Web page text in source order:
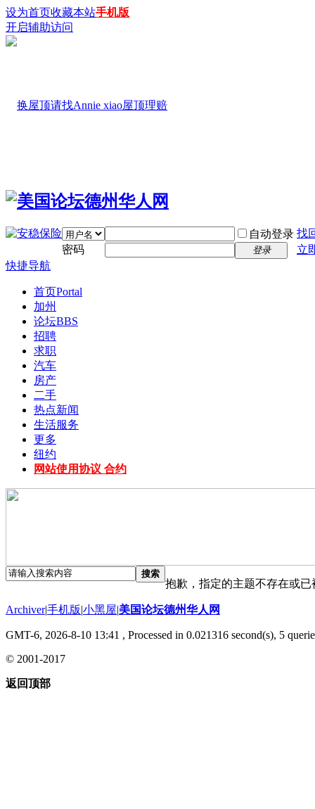
设为首页收藏本站手机版
开启辅助访问
自动登录 找
密码
登录
立
快捷导航
首页Portal
加州
论坛BBS
招聘
求职
汽车
房产
二手
热点新闻
生活服务
更多
纽约
网站使用协议 合约
搜索
抱歉，指定的主题不存在或
Archiver|手机版|小黑屋|美国论坛德州华人网
GMT-6, 2026-8-10 13:41 , Processed in 0.021316 second(s), 5
© 2001-2017
返回顶部